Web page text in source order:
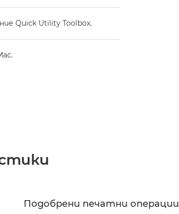
Quick Utility Toolbox.
Подобрени печатни операции